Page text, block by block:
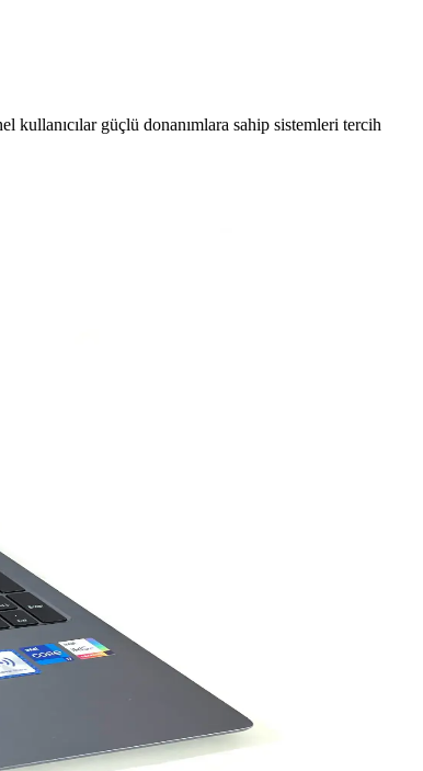
güçlü donanımlara sahip sistemleri tercih
güvenilir bağlantı sağlar.
açısından bazı sınırlamalar içerir.
sunar.
avantajlarını ve dezavantajlarını keşfedin.
uygun çeşitli modeller içerir.